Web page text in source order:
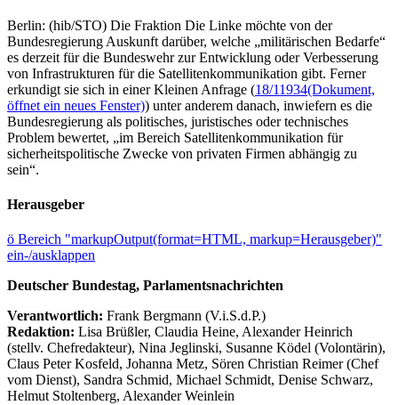
Berlin: (hib/STO) Die Fraktion Die Linke möchte von der
Bundesregierung Auskunft darüber, welche „militärischen Bedarfe“
es derzeit für die Bundeswehr zur Entwicklung oder Verbesserung
von Infrastrukturen für die Satellitenkommunikation gibt. Ferner
erkundigt sie sich in einer Kleinen Anfrage (18/11934(Dokument,
öffnet ein neues Fenster)) unter anderem danach, inwiefern es die
Bundesregierung als politisches, juristisches oder technisches
Problem bewertet, „im Bereich Satellitenkommunikation für
sicherheitspolitische Zwecke von privaten Firmen abhängig zu
sein“.
Herausgeber
ö Bereich "markupOutput(format=HTML, markup=Herausgeber)"
ein-/ausklappen
Deutscher Bundestag, Parlamentsnachrichten
Verantwortlich: Frank Bergmann (V.i.S.d.P.)
Redaktion: Lisa Brüßler, Claudia Heine, Alexander Heinrich
(stellv. Chefredakteur), Nina Jeglinski, Susanne Ködel (Volontärin),
Claus Peter Kosfeld, Johanna Metz, Sören Christian Reimer (Chef
vom Dienst), Sandra Schmid, Michael Schmidt, Denise Schwarz,
Helmut Stoltenberg, Alexander Weinlein